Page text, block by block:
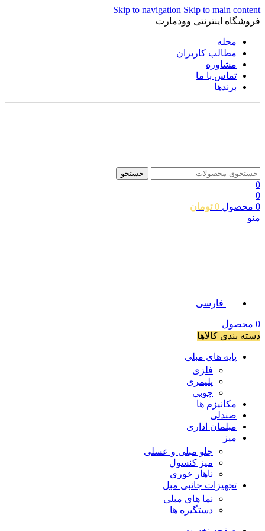
Skip to navigation Skip to main content
فروشگاه اینترنتی وودمارت
مجله
مطالب کاربران
مشاوره
تماس با ما
برندها
جستجو
0
0
0 محصول 0 تومان
منو
فارسی
0 محصول
دسته بندی کالاها
پایه های مبلی
فلزی
پلیمری
چوبی
مکانیزم ها
صندلی
مبلمان اداری
میز
جلو مبلی و عسلی
میز کنسول
ناهار خوری
تجهیزات جانبی مبل
نما های مبلی
دستگیره ها